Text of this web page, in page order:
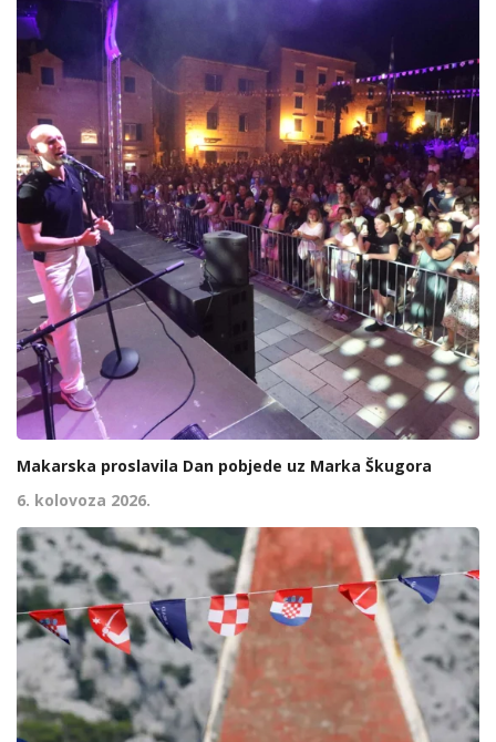
Makarska proslavila Dan pobjede uz Marka Škugora
6. kolovoza 2026.